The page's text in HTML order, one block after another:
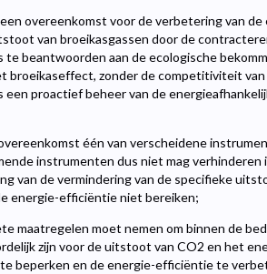
overeenkomst voor de verbetering van
van broeikasgassen door de
te beantwoorden aan de ecologische
broeikaseffect, zonder de competitiviteit
proactief beheer van de
één van verscheidene
instrumenten dus niet mag verhinderen
van de vermindering van de specifieke
energie-efficiëntie niet bereiken;
maatregelen moet nemen om binnen de
zijn voor de uitstoot van CO2 en het
beperken en de energie-efficiëntie te